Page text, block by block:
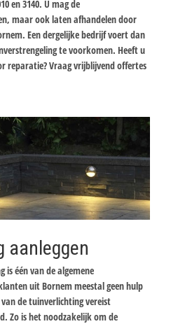
en 3140. U mag de
maar ook laten afhandelen door
Een dergelijke bedrijf voert dan
te voorkomen. Heeft u
reparatie? Vraag vrijblijvend offertes
aanleggen
is één van de algemene
uit Bornem meestal geen hulp
de tuinverlichting vereist
Zo is het noodzakelijk om de